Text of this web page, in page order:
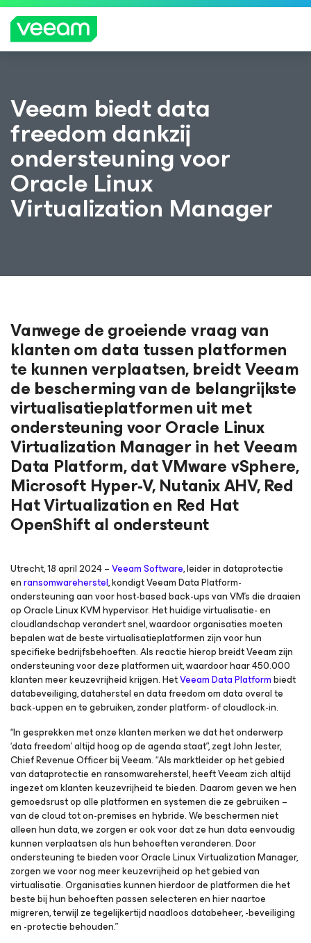
getroffen door de content-update van
CrowdStrike
MEE
R
LEZE
N
Veeam biedt data
freedom dankzij
ondersteuning voor
Oracle Linux
Virtualization Manager
Vanwege de groeiende vraag van
klanten om data tussen platformen
te kunnen verplaatsen, breidt Veeam
de bescherming van de belangrijkste
virtualisatieplatformen uit met
ondersteuning voor Oracle Linux
Virtualization Manager in het Veeam
Data Platform, dat VMware vSphere,
Microsoft Hyper-V, Nutanix AHV, Red
Hat Virtualization en Red Hat
OpenShift al ondersteunt
Utrecht, 18 april 2024–Veeam Software, leider in dataprotectie
enransomwareherstel, kondigt Veeam Data Platform-
ondersteuning aan voor host-based back-ups van VM’s die draaien
op Oracle Linux KVM hypervisor. Het huidige virtualisatie- en
cloudlandschap verandert snel, waardoor organisaties moeten
bepalen wat de beste virtualisatieplatformen zijn voor hun
specifieke bedrijfsbehoeften. Als reactie hierop breidt Veeam zijn
ondersteuning voor deze platformen uit, waardoor haar 450.000
klanten meer keuzevrijheid krijgen. HetVeeam Data Platformbiedt
databeveiliging, dataherstel en data freedom om data overal te
back-uppen en te gebruiken, zonder platform- of cloudlock-in.
“In gesprekken met onze klanten merken we dat het onderwerp
‘data freedom’ altijd hoog op de agenda staat”, zegt John Jester,
Chief Revenue Officer bij Veeam. “Als marktleider op het gebied
van dataprotectie en ransomwareherstel, heeft Veeam zich altijd
ingezet om klanten keuzevrijheid te bieden. Daarom geven we hen
gemoedsrust op alle platformen en systemen die ze gebruiken –
van de cloud tot on-premises en hybride. We beschermen niet
alleen hun data, we zorgen er ook voor dat ze hun data eenvoudig
kunnen verplaatsen als hun behoeften veranderen. Door
ondersteuning te bieden voor Oracle Linux Virtualization Manager,
zorgen we voor nog meer keuzevrijheid op het gebied van
virtualisatie. Organisaties kunnen hierdoor de platformen die het
beste bij hun behoeften passen selecteren en hier naartoe
migreren, terwijl ze tegelijkertijd naadloos databeheer, -beveiliging
en -protectie behouden.”